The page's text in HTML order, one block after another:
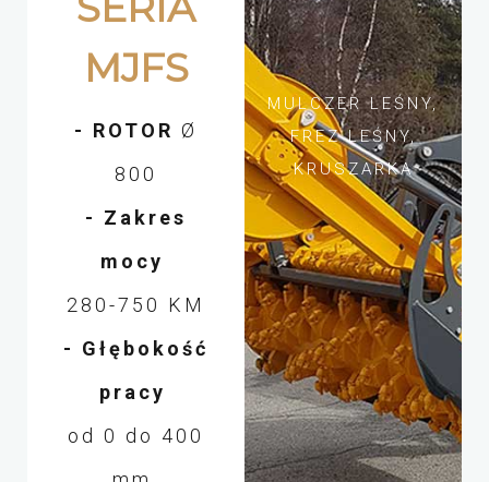
MJFS
- ROTOR Ø
800
- Zakres
mocy
280-750 KM
- Głębokość
pracy
od 0 do 400
MULCZER LEŚNY,
FREZ LEŚNY,
KRUSZARKA